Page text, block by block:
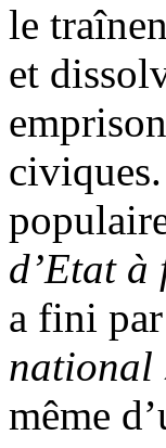
le
et
d’Etat à
a fini
national
même